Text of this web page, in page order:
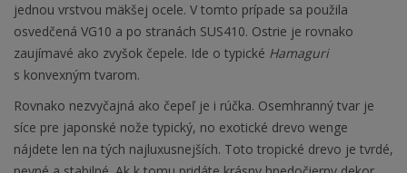
jednou vrstvou mäkšej ocele. V tomto prípade sa použila
osvedčená VG10 a po stranách SUS410. Ostrie je rovnako
zaujímavé ako zvyšok čepele. Ide o typické Hamaguri
s konvexným tvarom.
Rovnako nezvyčajná ako čepeľ je i rúčka. Osemhranný tvar je
síce pre japonské nože typický, no exotické drevo wenge
nájdete len na tých najluxusnejších. Toto tropické drevo je tvrdé,